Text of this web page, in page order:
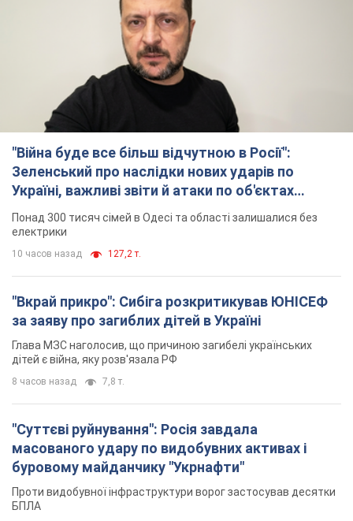
"Війна буде все більш відчутною в Росії":
Зеленський про наслідки нових ударів по
Україні, важливі звіти й атаки по об'єктах
ворога. Відео
Понад 300 тисяч сімей в Одесі та області залишалися без
електрики
10 часов назад 127,2 т.
"Вкрай прикро": Сибіга розкритикував ЮНІСЕФ
за заяву про загиблих дітей в Україні
Глава МЗС наголосив, що причиною загибелі українських
дітей є війна, яку розв'язала РФ
8 часов назад 7,8 т.
"Суттєві руйнування": Росія завдала
масованого удару по видобувних активах і
буровому майданчику "Укрнафти"
Проти видобувної інфраструктури ворог застосував десятки
БПЛА